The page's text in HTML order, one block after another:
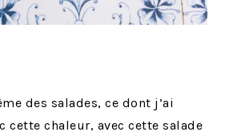
des salades, ce dont j’ai
cette chaleur, avec cette salade